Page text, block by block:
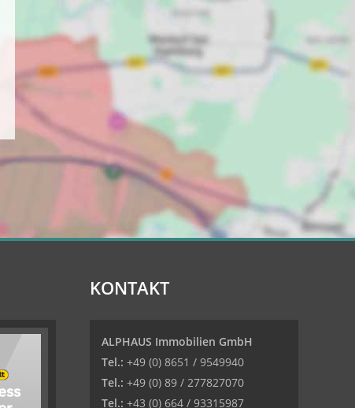
KONTAKT
ALPHAUS Immobilien GmbH
Tel.: +49 (0) 8651 / 9549940
Tel.: +49 (0) 89 / 277827070
Tel.: +43 (0) 664 / 93315987